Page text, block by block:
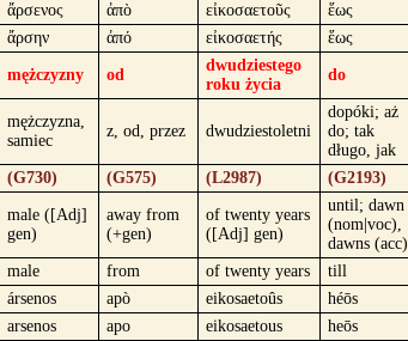
ἄρσενος ἀπὸ εἰκοσαετοῦς ἕως
ἄρσην ἀπό εἰκοσαετής ἕως
mężczyzny od
dwudziestego
roku życia
do
mężczyzna,
samiec
z, od, przez dwudziestoletni
dopóki; aż
do; tak
długo, jak
(G730) (G575) (L2987) (G2193)
male ([Adj]
gen)
away from
(+gen)
of twenty years
([Adj] gen)
until; dawn
(nom|voc),
dawns (acc)
male from of twenty years till
ársenos apò eikosaetoûs héōs
arsenos apo eikosaetous heōs